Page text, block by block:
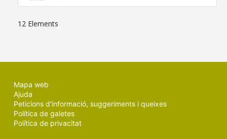
12 Elements
Mapa web
Ajuda
Peticions d'informació, suggeriments i queixes
Política de galetes
Política de privacitat